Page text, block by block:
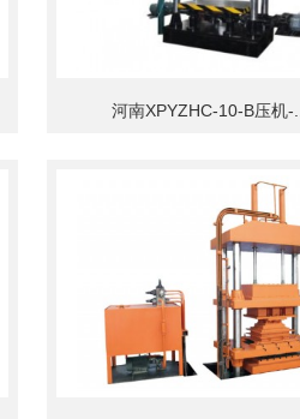
河南XPYZHC-10-B压机-...